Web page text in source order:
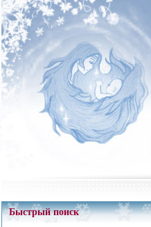
Быстрый поиск